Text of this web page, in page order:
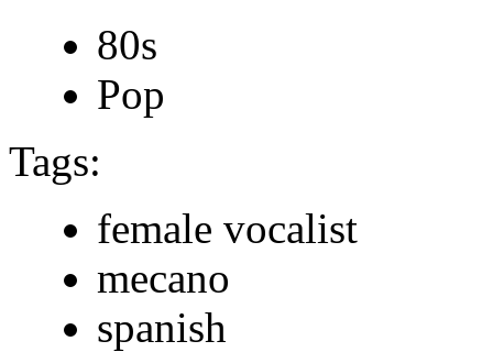
80s
Pop
Tags:
female vocalist
mecano
spanish